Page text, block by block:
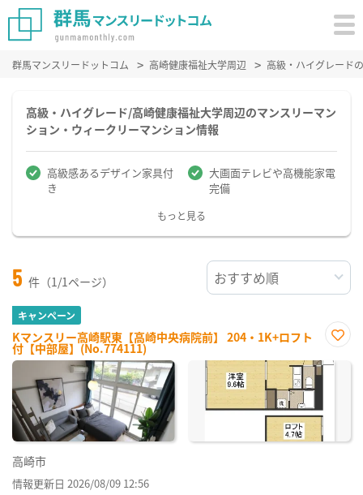
群馬マンスリードットコム 高崎健康福祉大学周辺 高級・ハイグレード
高級・ハイグレード/高崎健康福祉大学周辺のマンスリーマン
ション・ウィークリーマンション情報
高級感あるデザイン家具付
き
大画面テレビや高機能家電
完備
もっと見る
5 件（1/1ページ）
キャンペーン
Kマンスリー高崎駅東【高崎中央病院前】 204・1K+ロフト
付【中部屋】(No.774111)
に入
高崎市
情報更新日 2026/08/09 12:56